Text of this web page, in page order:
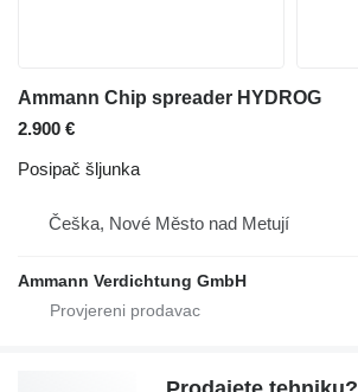
Ammann Chip spreader HYDROG
2.900 €
Posipač šljunka
Češka, Nové Město nad Metují
Ammann Verdichtung GmbH